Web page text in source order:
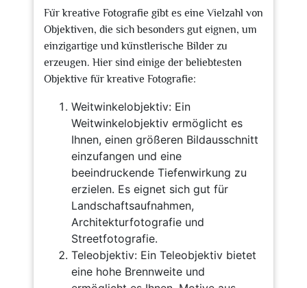
Für kreative Fotografie gibt es eine Vielzahl von
Objektiven, die sich besonders gut eignen, um
einzigartige und künstlerische Bilder zu
erzeugen. Hier sind einige der beliebtesten
Objektive für kreative Fotografie:
Weitwinkelobjektiv: Ein
Weitwinkelobjektiv ermöglicht es
Ihnen, einen größeren Bildausschnitt
einzufangen und eine
beeindruckende Tiefenwirkung zu
erzielen. Es eignet sich gut für
Landschaftsaufnahmen,
Architekturfotografie und
Streetfotografie.
Teleobjektiv: Ein Teleobjektiv bietet
eine hohe Brennweite und